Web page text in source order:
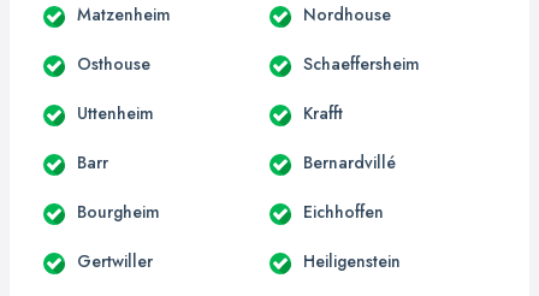
Matzenheim Nordhouse
Osthouse Schaeffersheim
Uttenheim Krafft
Barr Bernardvillé
Bourgheim Eichhoffen
Gertwiller Heiligenstein